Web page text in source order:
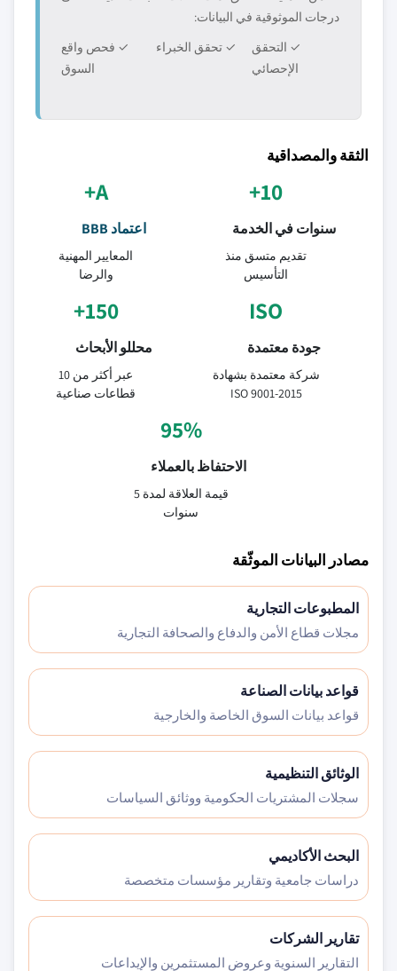
درجات الموثوقية في البيانات:
✓ التحقق
الإحصائي
✓ تحقق الخبراء
✓ فحص واقع
السوق
الثقة والمصداقية
10+
سنوات في الخدمة
تقديم متسق منذ
التأسيس
A+
اعتماد BBB
المعايير المهنية
والرضا
ISO
جودة معتمدة
شركة معتمدة بشهادة
ISO 9001-2015
150+
محللو الأبحاث
عبر أكثر من 10
قطاعات صناعية
95%
الاحتفاظ بالعملاء
قيمة العلاقة لمدة 5
سنوات
مصادر البيانات الموثّقة
المطبوعات التجارية
مجلات قطاع الأمن والدفاع والصحافة التجارية
قواعد بيانات الصناعة
قواعد بيانات السوق الخاصة والخارجية
الوثائق التنظيمية
سجلات المشتريات الحكومية ووثائق السياسات
البحث الأكاديمي
دراسات جامعية وتقارير مؤسسات متخصصة
تقارير الشركات
التقارير السنوية وعروض المستثمرين والإيداعات